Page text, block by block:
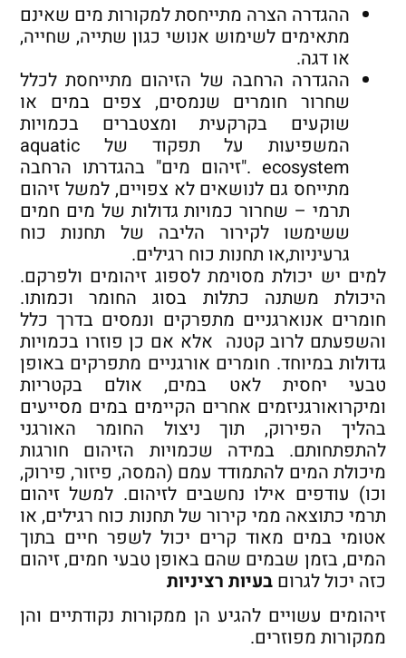
ההגדרה הצרה מתייחסת למקורות מים שאינם
מתאימים לשימוש אנושי כגון שתייה, שחייה,
או דגה.
ההגדרה הרחבה של הזיהום מתייחסת לכלל
שחרור חומרים שנמסים, צפים במים או
שוקעים בקרקעית ומצטברים בכמויות
המשפיעות על תפקוד של aquatic
ecosystem ."זיהום מים" בהגדרתו הרחבה
מתייחס גם לנושאים לא צפויים, למשל זיהום
תרמי – שחרור כמויות גדולות של מים חמים
ששימשו לקירור הליבה של תחנות כוח
גרעיניות,או תחנות כוח רגילים.
למים יש יכולת מסוימת לספוג זיהומים ולפרקם.
היכולת משתנה כתלות בסוג החומר וכמותו.
חומרים אנוארגניים מתפרקים ונמסים בדרך כלל
והשפעתם לרוב קטנה אלא אם כן פוזרו בכמויות
גדולות במיוחד. חומרים אורגניים מתפרקים באופן
טבעי יחסית לאט במים, אולם בקטריות
ומיקרואורגניזמים אחרים הקיימים במים מסייעים
בהליך הפירוק, תוך ניצול החומר האורגני
להתפתחותם. במידה שכמויות הזיהום חורגות
מיכולת המים להתמודד עמם (המסה, פיזור, פירוק,
וכו) עודפים אילו נחשבים לזיהום. למשל זיהום
תרמי כתוצאה ממי קירור של תחנות כוח רגילים, או
אטומי במים מאוד קרים יכול לשפר חיים בתוך
המים, בזמן שבמים שהם באופן טבעי חמים, זיהום
כזה יכול לגרום בעיות רציניות
זיהומים עשויים להגיע הן ממקורות נקודתיים והן
ממקורות מפוזרים.